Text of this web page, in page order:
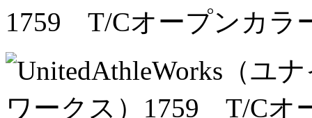
1759 T/Cオープンカラ